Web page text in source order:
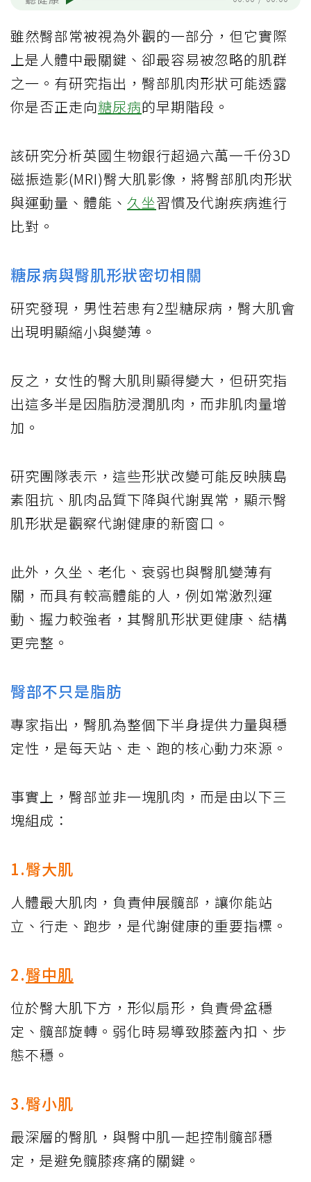
雖然臀部常被視為外觀的一部分，但它實際
上是人體中最關鍵、卻最容易被忽略的肌群
之一。有研究指出，臀部肌肉形狀可能透露
你是否正走向糖尿病的早期階段。
該研究分析英國生物銀行超過六萬一千份3D
磁振造影(MRI)臀大肌影像，將臀部肌肉形狀
與運動量、體能、 久坐習慣及代謝疾病進行
比對。
糖尿病與臀肌形狀密切相關
研究發現，男性若患有2型糖尿病，臀大肌會
出現明顯縮小與變薄。
反之，女性的臀大肌則顯得變大，但研究指
出這多半是因脂肪浸潤肌肉，而非肌肉量增
加。
研究團隊表示，這些形狀改變可能反映胰島
素阻抗、肌肉品質下降與代謝異常，顯示臀
肌形狀是觀察代謝健康的新窗口。
此外，久坐、老化、衰弱也與臀肌變薄有
關，而具有較高體能的人，例如常激烈運
動、握力較強者，其臀肌形狀更健康、結構
更完整。
臀部不只是脂肪
專家指出，臀肌為整個下半身提供力量與穩
定性，是每天站、走、跑的核心動力來源。
事實上，臀部並非一塊肌肉，而是由以下三
塊組成：
1.臀大肌
人體最大肌肉，負責伸展髖部，讓你能站
立、行走、跑步，是代謝健康的重要指標。
2.臀中肌
位於臀大肌下方，形似扇形，負責骨盆穩
定、髖部旋轉。弱化時易導致膝蓋內扣、步
態不穩。
3.臀小肌
最深層的臀肌，與臀中肌一起控制髖部穩
定，是避免髖膝疼痛的關鍵。